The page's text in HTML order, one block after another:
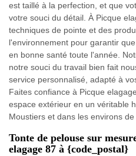
est taillé à la perfection, et que
votre souci du détail. À Picque
techniques de pointe et des
l'environnement pour garantir
en bonne santé toute l'année.
notre souci du travail bien fait
service personnalisé, adapté à
Faites confiance à Picque
espace extérieur en un véritable
Moustiers et dans les environs
Tonte de pelouse sur
elagage 87 à {code_postal}